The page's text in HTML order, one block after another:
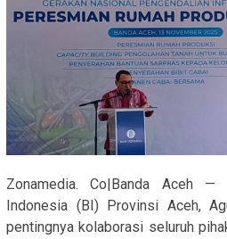
Zonamedia. Co|Banda Aceh —
Indonesia (BI) Provinsi Aceh,
pentingnya kolaborasi seluruh